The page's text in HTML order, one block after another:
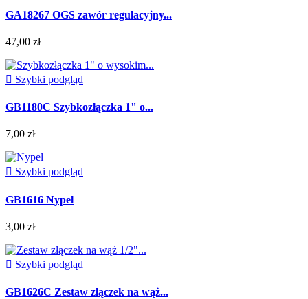
GA18267 OGS zawór regulacyjny...
47,00 zł
 Szybki podgląd
GB1180C Szybkozłączka 1" o...
7,00 zł
 Szybki podgląd
GB1616 Nypel
3,00 zł
 Szybki podgląd
GB1626C Zestaw złączek na wąż...